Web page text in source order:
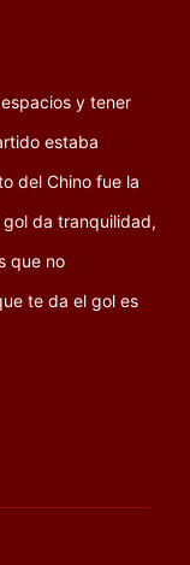
y tener
estaba
del Chino fue la
gol da tranquilidad,
que no
te da el gol es